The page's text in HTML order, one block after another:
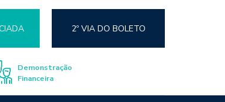
2º VIA DO BOLETO
Demonstração
Financeira